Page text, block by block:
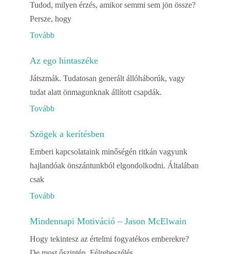
Tudod, milyen érzés, amikor semmi sem jön össze?
Persze, hogy
Tovább
Az ego hintaszéke
Játszmák. Tudatosan generált állóháborúk, vagy
tudat alatt önmagunknak állított csapdák.
Tovább
Szögek a kerítésben
Emberi kapcsolataink minőségén ritkán vagyunk
hajlandóak önszántunkból elgondolkodni. Általában
csak
Tovább
Mindennapi Motiváció – Jason McElwain
Hogy tekintesz az értelmi fogyatékos emberekre?